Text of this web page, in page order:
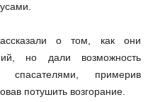
о том, как они
но дали возможность
спасателями, примерив
потушить возгорание.